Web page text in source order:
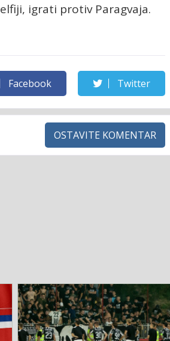
igrati protiv Paragvaja.
Facebook Twitter
OSTAVITE KOMENTAR